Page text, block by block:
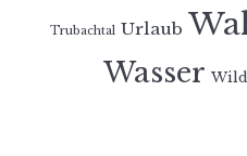
Trubachtal Urlaub
Wasser